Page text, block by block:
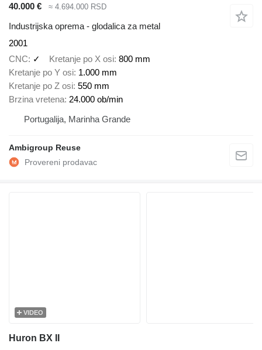
40.000 €
≈ 4.694.000 RSD
Industrijska oprema - glodalica za metal
2001
CNC
✓ Kretanje po X osi 800 mm
Kretanje po Y osi 1.000 mm
Kretanje po Z osi 550 mm
Brzina vretena 24.000 ob/min
Portugalija, Marinha Grande
Ambigroup Reuse
VIDEO
Huron BX II